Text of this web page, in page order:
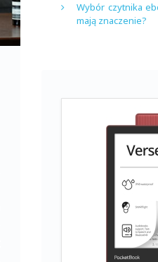
Wybór czytnika
mają znaczenie?